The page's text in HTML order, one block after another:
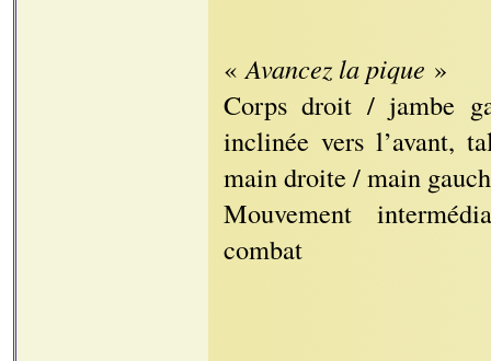
«Avancez la pique »
Corps droit / jambe
inclinée vers l’avant,
main droite / main
Mouvement
combat